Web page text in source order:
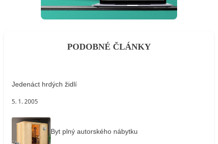
PODOBNÉ ČLÁNKY
Jedenáct hrdých židlí
5. 1. 2005
Byt plný autorského nábytku